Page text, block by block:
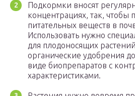
Подкормки вносят
концентрациях, так, чтобы
питательных веществ в
Использовать нужно
для плодоносящих
органические удобрения
виде биопрепаратов с
характеристиками.